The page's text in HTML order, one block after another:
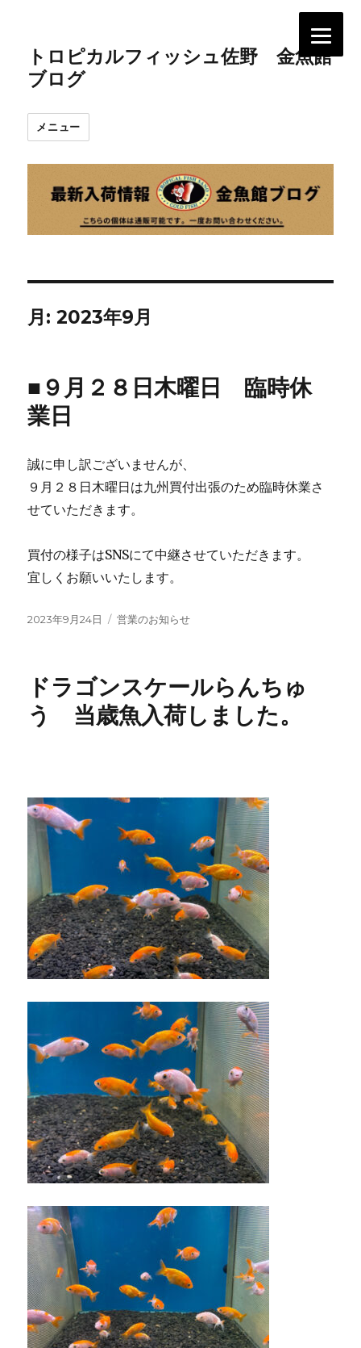
トロピカルフィッシュ佐野 金魚館
ブログ
メニュー
月:2023年9月
■９月２８日木曜日 臨時休
業日
誠に申し訳ございませんが、
９月２８日木曜日は九州買付出張のため臨時休業さ
せていただきます。
買付の様子はSNSにて中継させていただきます。
宜しくお願いいたします。
投
2023年9月24日
カ
ー
営業のお知らせ
ドラゴンスケールらんちゅ
う 当歳魚入荷しました。